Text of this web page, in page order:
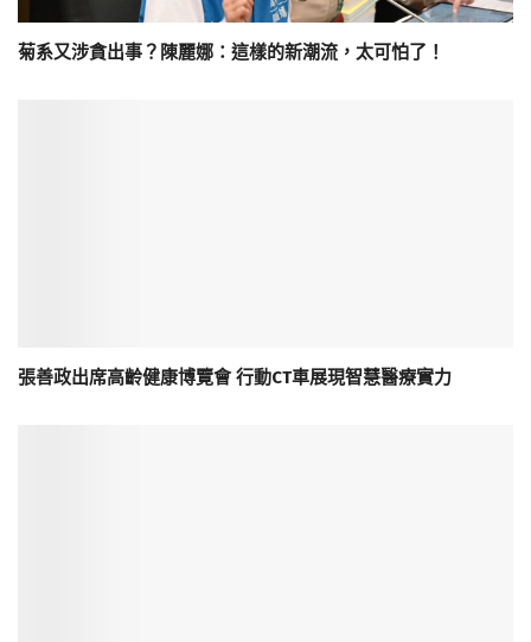
菊系又涉貪出事？陳麗娜：這樣的新潮流，太可怕了！
張善政出席高齡健康博覽會 行動CT車展現智慧醫療實力